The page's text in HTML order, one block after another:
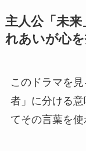
主人公「未
れあいが心
このドラマを
者」に分ける
てその言葉を使